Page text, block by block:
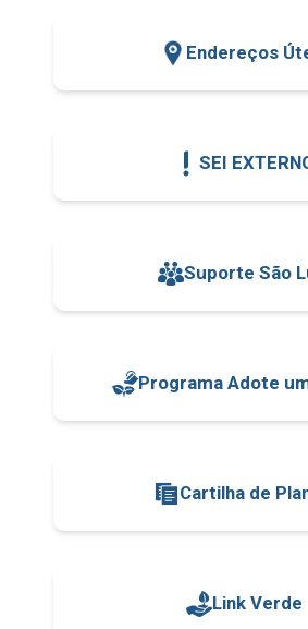
Endereços
SEI
Suporte São
Programa Adote
Cartilha de
Link Verde